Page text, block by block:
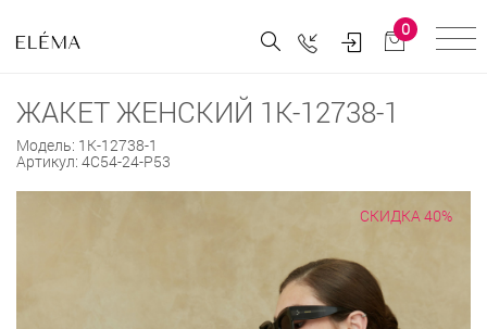
0
ЖАКЕТ ЖЕНСКИЙ 1К-12738-1
Модель: 1К-12738-1
Артикул: 4С54-24-Р53
СКИДКА 40%